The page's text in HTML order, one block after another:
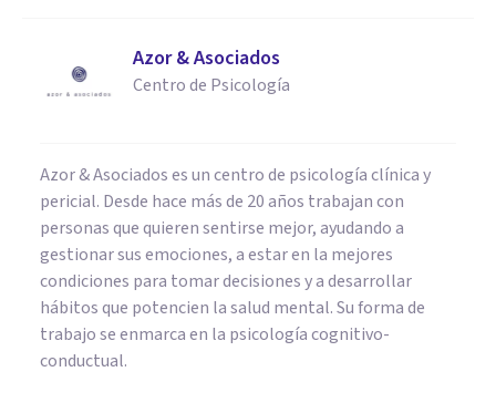
Azor & Asociados
Centro de Psicología
Azor & Asociados es un centro de psicología clínica y
pericial. Desde hace más de 20 años trabajan con
personas que quieren sentirse mejor, ayudando a
gestionar sus emociones, a estar en la mejores
condiciones para tomar decisiones y a desarrollar
hábitos que potencien la salud mental. Su forma de
trabajo se enmarca en la psicología cognitivo-
conductual.